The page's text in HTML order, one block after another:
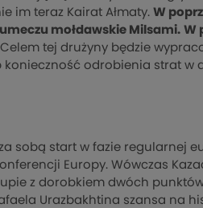
im teraz Kairat Ałmaty. W
mołdawskie Milsami. W
Celem tej drużyny będzie
odrobienia strat w
sobą start w fazie regularnej
Europy. Wówczas
z dorobkiem dwóch
Urazbakhtina szansa na